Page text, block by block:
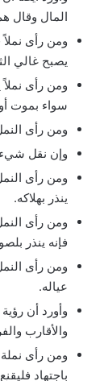
المال وقال
ومن رأى
يصبح غالي
ومن رأى نملاً
سواء بموت
ومن رأى
وإن نقل شيء
ومن رأى
ينذر بهلاكه.
ومن رأى
فإنه ينذر
ومن رأى
عياله.
وأورد أن
والأقارب
ومن رأى
باجتهاد